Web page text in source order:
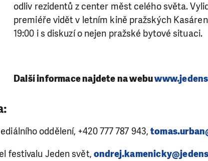
odliv rezidentů z center měst celého světa.
premiéře vidět v letním kině pražských
19:00 i s diskuzí o nejen pražské bytové situaci.
Další informace najdete na webu
oddělení, +420 777 787 943,
festivalu Jeden svět,
CO DĚLÁME?
umožní pomoci vždy tam, kde je to nejvíce